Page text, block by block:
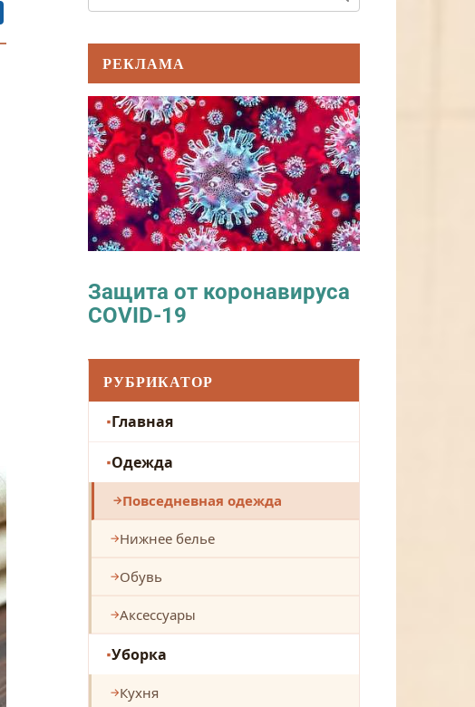
РЕКЛАМА
Защита от коронавируса
COVID-19
РУБРИКАТОР
Главная
Одежда
Повседневная одежда
Нижнее белье
Обувь
Аксессуары
Уборка
Кухня